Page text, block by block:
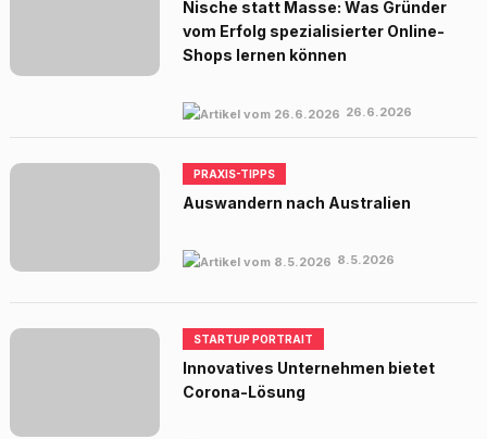
Nische statt Masse: Was Gründer
vom Erfolg spezialisierter Online-
Shops lernen können
26.6.2026
PRAXIS-TIPPS
Auswandern nach Australien
8.5.2026
STARTUP PORTRAIT
Innovatives Unternehmen bietet
Corona-Lösung